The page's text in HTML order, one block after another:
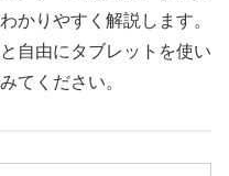
かりやすく解説します。
自由にタブレットを使い
てください。